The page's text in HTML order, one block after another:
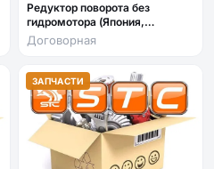
Редуктор поворота без
гидромотора (Япония,
Оригинал) - для экскаваторов
Hitachi ZX330-1, ZX330-3G
Договорная
ЗАПЧАСТИ